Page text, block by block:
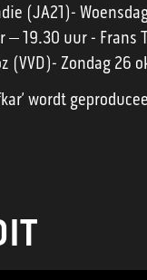
(JA21)-
– 19.30 uur - Frans
(VVD)- Zondag 26
wordt